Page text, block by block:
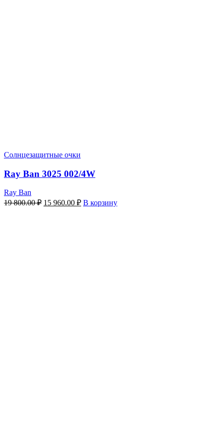
Солнцезащитные очки
Ray Ban 3025 002/4W
Ray Ban
19 800.00₽ Первоначальная
15 960.00 ₽Текущая
цена:
В корзину